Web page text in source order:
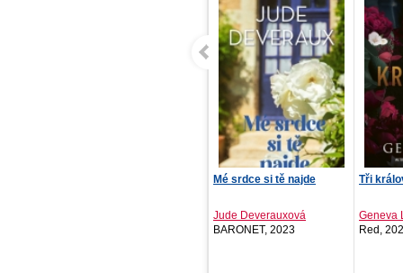
Tři královny
Geneva Lee
Red, 2026
První z
Andrea
George